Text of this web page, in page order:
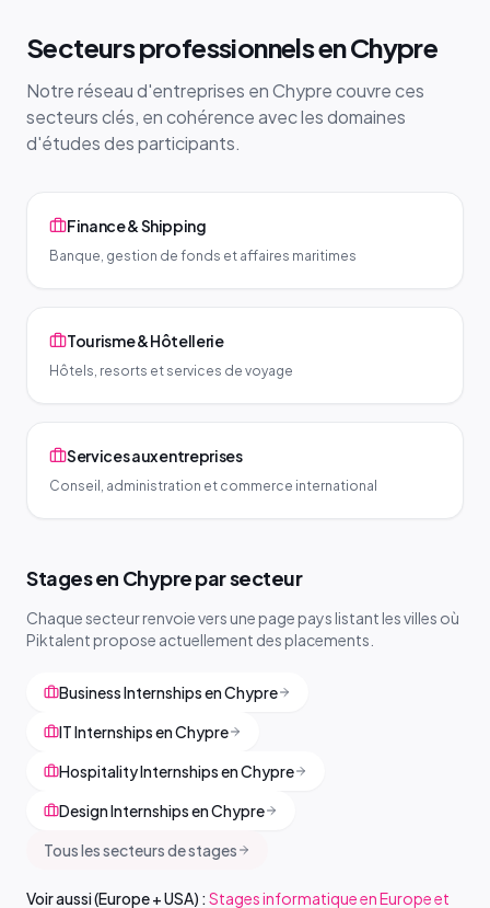
Secteurs professionnels en Chypre
Notre réseau d'entreprises en Chypre couvre ces
secteurs clés, en cohérence avec les domaines
d'études des participants.
Finance & Shipping
Banque, gestion de fonds et affaires maritimes
Tourisme & Hôtellerie
Hôtels, resorts et services de voyage
Services aux entreprises
Conseil, administration et commerce international
Stages en Chypre par secteur
Chaque secteur renvoie vers une page pays listant les villes où
Piktalent propose actuellement des placements.
Business Internships en Chypre
IT Internships en Chypre
Hospitality Internships en Chypre
Design Internships en Chypre
Tous les secteurs de stages
Voir aussi (Europe + USA) : Stages informatique en Europe et